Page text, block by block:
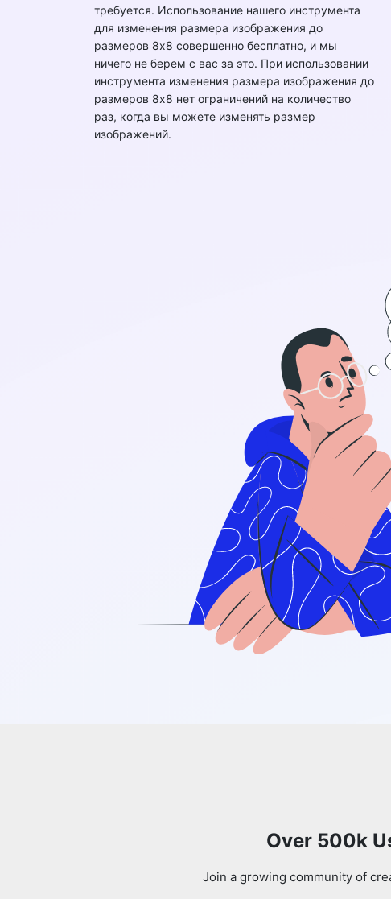
требуется. Использование нашего инструмента
для изменения размера изображения до
размеров 8x8 совершенно бесплатно, и мы
ничего не берем с вас за это. При использовании
инструмента изменения размера изображения до
размеров 8x8 нет ограничений на количество
раз, когда вы можете изменять размер
изображений.
Over 500k
Join a growing community of